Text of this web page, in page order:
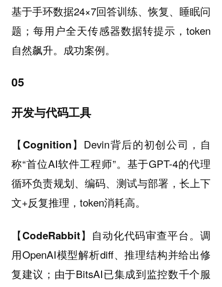
基于手环数据24×7回答训练、恢复、睡眠问
题；每用户全天传感器数据转提示，token
自然飙升。成功案例。
05
开发与代码工具
【Cognition】 Devin背后的初创公司，自
称“首位AI软件工程师”。基于GPT-4的代理
循环负责规划、编码、测试与部署，长上下
文+反复推理，token消耗高。
【CodeRabbit】 自动化代码审查平台。调
用OpenAI模型解析diff、推理结构并给出修
复建议；由于BitsAI已集成到监控数千个服